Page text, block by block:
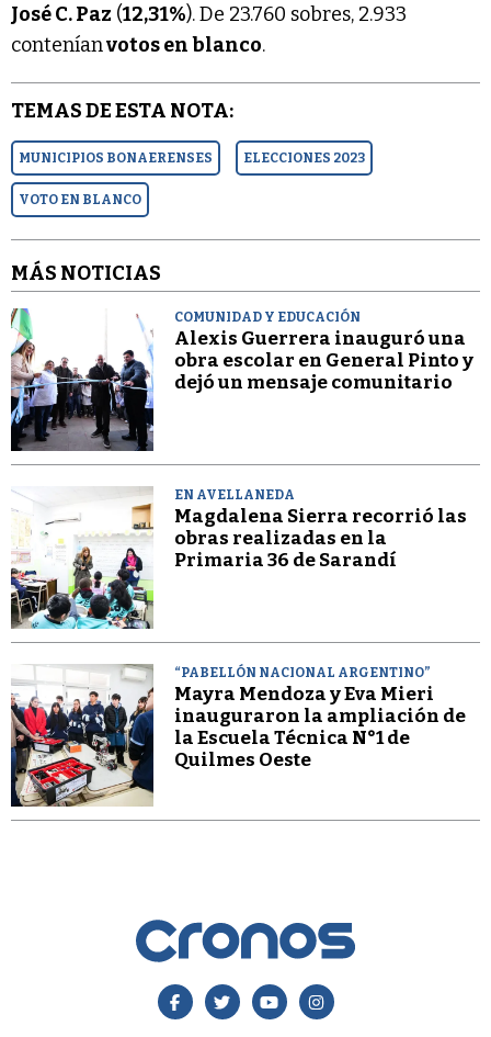
José C. Paz (12,31%). De 23.760 sobres, 2.933
conteníanvotos en blanco.
TEMAS DE ESTA NOTA:
MUNICIPIOS BONAERENSES ELECCIONES 2023
VOTO EN BLANCO
MÁS NOTICIAS
COMUNIDAD Y EDUCACIÓN
Alexis Guerrera inauguró una
obra escolar en General Pinto y
dejó un mensaje comunitario
EN AVELLANEDA
Magdalena Sierra recorrió las
obras realizadas en la
Primaria 36 de Sarandí
“PABELLÓN NACIONAL ARGENTINO”
Mayra Mendoza y Eva Mieri
inauguraron la ampliación de
la Escuela Técnica N°1 de
Quilmes Oeste